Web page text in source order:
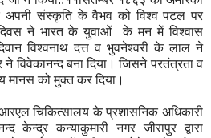
अपनी संस्कृति के वैभव को विश्व पटल पर
ने भारत के युवाओं के मन में विश्वास
विश्वनाथ दत्त व भुवनेश्वरी के लाल ने
ने विवेकानन्द बना दिया। जिसने परतंत्रता व
मानस को मुक्त कर दिया।
चिकित्सालय के प्रशासनिक अधिकारी
केन्द्र कन्याकुमारी नगर जीरापुर द्वारा